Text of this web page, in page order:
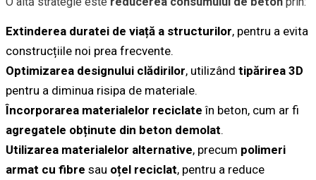
Extinderea duratei de viață a structurilor, pentru a evita
construcțiile noi prea frecvente.
Optimizarea designului clădirilor, utilizând tipărirea 3D
pentru a diminua risipa de materiale.
Încorporarea materialelor reciclate în beton, cum ar fi
agregatele obținute din beton demolat.
Utilizarea materialelor alternative, precum polimeri
armat cu fibre sau oțel reciclat, pentru a reduce